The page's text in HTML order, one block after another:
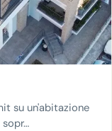
su un'abitazione